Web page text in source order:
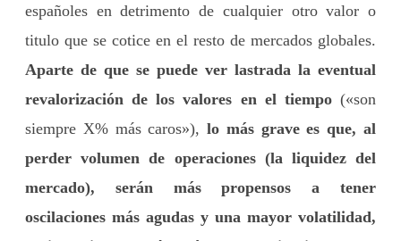
españoles en detrimento de cualquier otro valor o
titulo que se cotice en el resto de mercados globales.
Aparte de que se puede ver lastrada la eventual
revalorización de los valores en el tiempo («son
siempre X% más caros»), lo más grave es que, al
perder volumen de operaciones (la liquidez del
mercado), serán más propensos a tener
oscilaciones más agudas y una mayor volatilidad,